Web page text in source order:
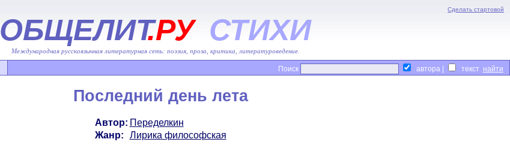
Сделать стартовой
ОБЩЕЛИТ.РУ СТИХИ
Международная русскоязычная литературная сеть: поэзия, проза, критика, литературоведение.
Поиск автора | текст
Последний день лета
Автор: Переделкин
Жанр:
Лирика философская